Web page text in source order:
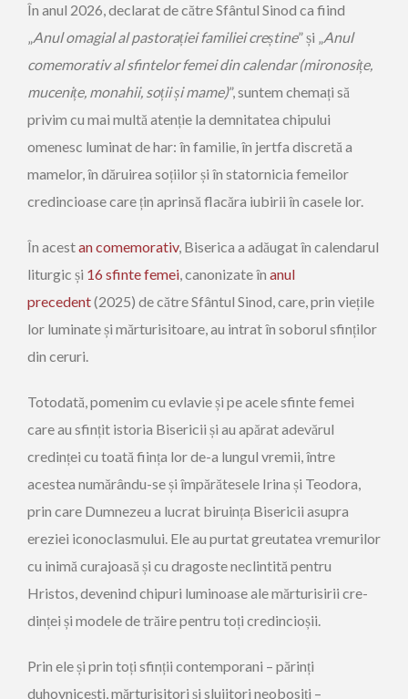
În anul 2026, declarat de către Sfântul Sinod ca fiind
„Anul ­omagial al pastorației familiei creștine” și „Anul
comemorativ al sfintelor femei din calendar (miro­nosițe,
mucenițe, monahii, soții și mame)”, suntem chemați să
privim cu mai multă atenție la demnitatea chipului
omenesc luminat de har: în familie, în jertfa discretă a
mamelor, în dăruirea soțiilor și în statornicia femeilor
credincioase care țin aprinsă flacăra iubirii în casele lor.
În acestan comemorativ, Biserica a adăugat în calendarul
liturgic și 16 sfinte femei, canonizate în anul
precedent(2025) de către Sfântul Sinod, care, prin viețile
lor luminate și mărturisitoare, au intrat în soborul sfinților
din ceruri.
Totodată, pomenim cu evlavie și pe acele sfinte femei
care au sfințit istoria Bisericii și au apărat adevărul
credinței cu toată ființa lor de-a lungul vremii, între
acestea numărându-se și împărătesele Irina și Teodora,
prin care Dumnezeu a lucrat biruința Bisericii asupra
ereziei iconoclasmului. Ele au purtat greutatea vremurilor
cu inimă curajoasă și cu dragoste neclintită pentru
Hristos, devenind chipuri luminoase ale mărturisirii cre­
dinței și modele de trăire pentru toți credincioșii.
Prin ele și prin toți sfinții contemporani – părinți
duhovnicești, mărturisitori și slujitori ne­obo­siți –